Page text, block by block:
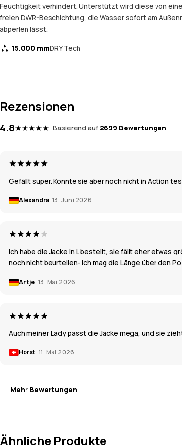
Feuchtigkeit verhindert. Unterstützt wird diese von
freien DWR-Beschichtung, die Wasser sofort am
abperlen lässt.
15.000 mmDRY Tech
Rezensionen
4.8 Basierend auf 2699 Bewertungen
Gefällt super. Konnte sie aber noch nicht in Action
Alexandra 13. Juni 2026
Ich habe die Jacke in L bestellt, sie fällt eher etwas
noch nicht beurteilen- ich mag die Länge über den
Antje 13. Mai 2026
Auch meiner Lady passt die Jacke mega, und sie
Horst 11. Mai 2026
Mehr Bewertungen
Ähnliche Produkte